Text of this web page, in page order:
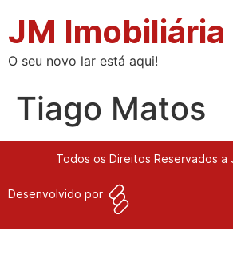
JM Imobiliária
O seu novo lar está aqui!
Tiago Matos
Todos os Direitos Reservados a
Desenvolvido por